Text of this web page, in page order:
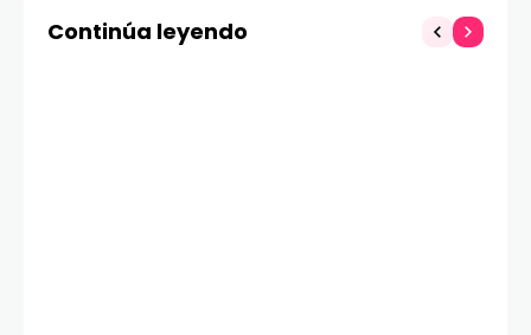
Continúa leyendo